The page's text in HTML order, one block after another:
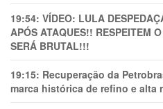
19:54: VÍDEO: LULA
APÓS ATAQUES!! RESPEITEM
SERÁ BRUTAL!!!
19:15: Recuperação da
marca histórica de refino e alta